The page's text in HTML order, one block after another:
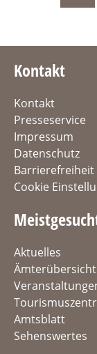
Kontakt
Kontakt
Presseservice
Impressum
Datenschutz
Barrierefreiheit
Cookie
Aktuelles
Ämterübersicht
Amtsblatt
Sehenswertes